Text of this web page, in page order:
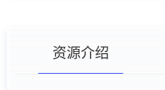
资源介绍